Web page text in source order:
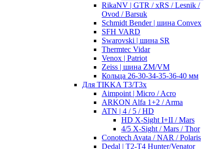
RikaNV | GTR / xRS / Lesnik /
Ovod / Barsuk
Schmidt Bender | шина Convex
SFH VARD
Swarovski | шина SR
Thermtec Vidar
Venox | Patriot
Zeiss | шина ZM/VM
Кольца 26-30-34-35-36-40 мм
Для TIKKA T3/T3x
Aimpoint | Micro / Acro
ARKON Alfa 1+2 / Arma
ATN | 4 / 5 / HD
HD X-Sight I+II / Mars
4/5 X-Sight / Mars / Thor
Conotech Avata / NAR / Polaris
Dedal | T2-T4 Hunter/Venator